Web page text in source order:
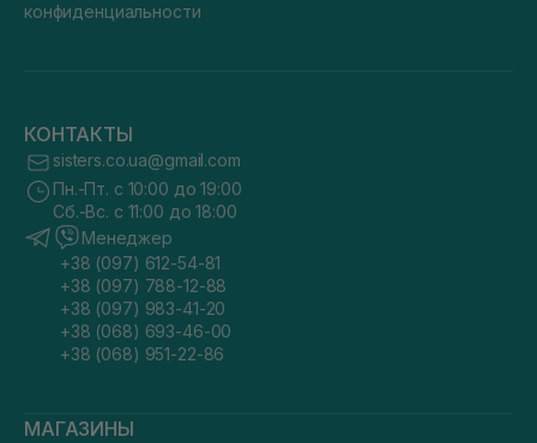
конфиденциальности
КОНТАКТЫ
sisters.co.ua@gmail.com
Пн.-Пт. с 10:00 до 19:00
Сб.-Вс. с 11:00 до 18:00
Менеджер
+38 (097) 612-54-81
+38 (097) 788-12-88
+38 (097) 983-41-20
+38 (068) 693-46-00
+38 (068) 951-22-86
МАГАЗИНЫ